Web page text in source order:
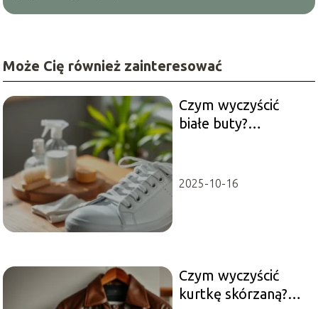
Może Cię również zainteresować
Czym wyczyścić
białe buty?
2025-10-16
Czym wyczyścić
kurtkę skórzaną?